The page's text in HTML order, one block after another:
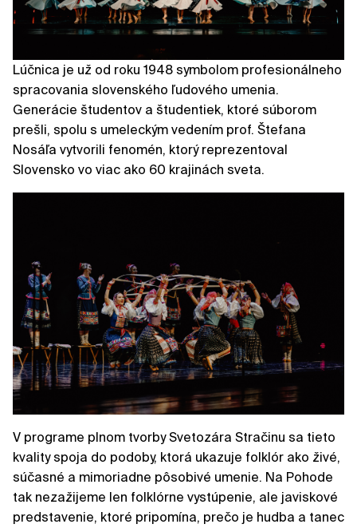
Lúčnica je už od roku 1948 symbolom profesionálneho
spracovania slovenského ľudového umenia.
Generácie študentov a študentiek, ktoré súborom
prešli, spolu s umeleckým vedením prof. Štefana
Nosáľa vytvorili fenomén, ktorý reprezentoval
Slovensko vo viac ako 60 krajinách sveta.
V programe plnom tvorby Svetozára Stračinu sa tieto
kvality spoja do podoby, ktorá ukazuje folklór ako živé,
súčasné a mimoriadne pôsobivé umenie. Na Pohode
tak nezažijeme len folklórne vystúpenie, ale javiskové
predstavenie, ktoré pripomína, prečo je hudba a tanec